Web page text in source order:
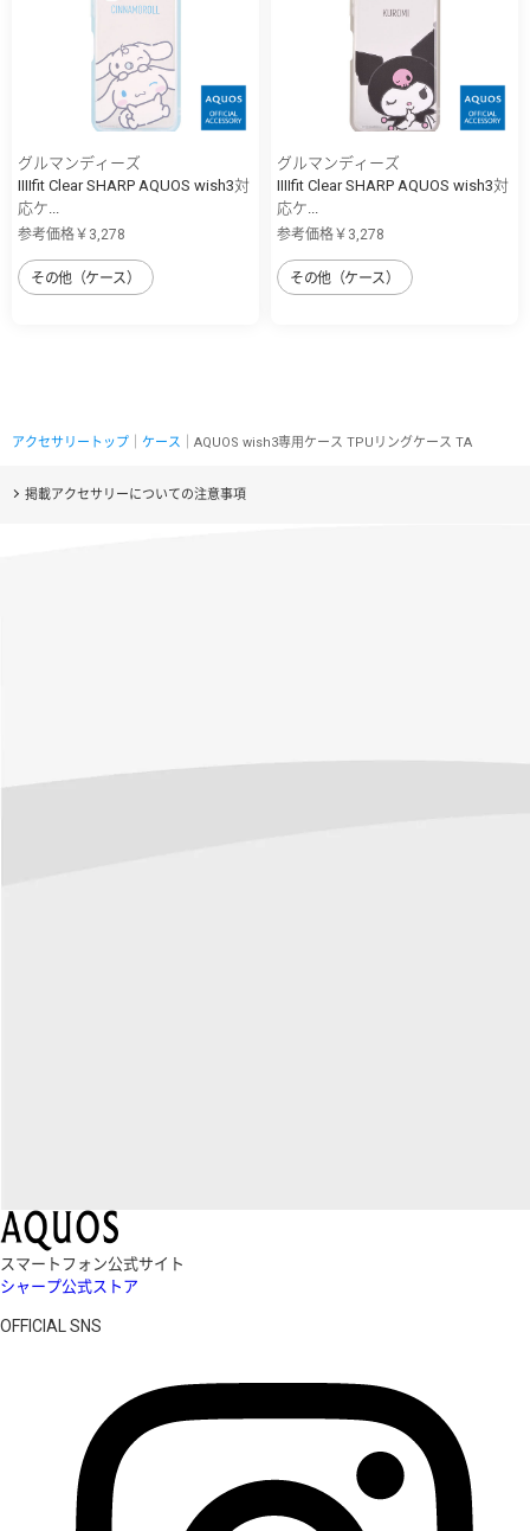
グルマンディーズ
IIIIfit Clear SHARP AQUOS wish3対
応ケ...
参考価格￥3,278
その他（ケース）
グルマンディーズ
IIIIfit Clear SHARP AQUOS wish3対
応ケ...
参考価格￥3,278
その他（ケース）
アクセサリートップ ケース ｜AQUOS wish3専用ケース TPUリングケース TA
掲載アクセサリーについての注意事項
スマートフォン公式サイト
シャープ公式ストア
OFFICIAL SNS